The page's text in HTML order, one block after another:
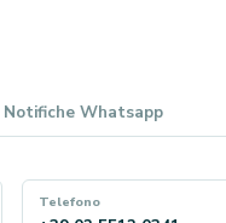
Notifiche Whatsapp
Telefono